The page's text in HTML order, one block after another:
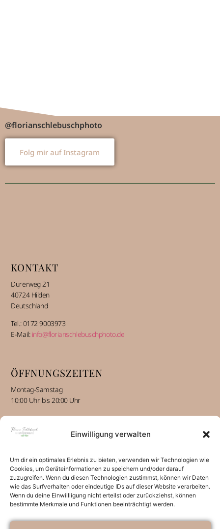
Einwilligung verwalten
Um dir ein optimales Erlebnis zu bieten, verwenden wir Technologien wie
Cookies, um Geräteinformationen zu speichern und/oder darauf
zuzugreifen. Wenn du diesen Technologien zustimmst, können wir Daten
wie das Surfverhalten oder eindeutige IDs auf dieser Website verarbeiten.
Wenn du deine Einwillligung nicht erteilst oder zurückziehst, können
bestimmte Merkmale und Funktionen beeinträchtigt werden.
@florianschlebuschphoto
Folg mir auf Instagram
KONTAKT
Dürerweg 21
40724 Hilden
Deutschland
Tel.: 0172 9003973
E-Mail:info@florianschlebuschphoto.de
ÖFFNUNGSZEITEN
Montag-Samstag
10:00 Uhr bis 20:00 Uhr
INFORMATIONEN
Über mich alt
Kontakt
Impressum
Datenschutz
SOCIAL-MEDIA